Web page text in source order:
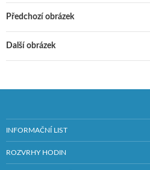
Předchozí obrázek
Další obrázek
INFORMAČNÍ LIST
ROZVRHY HODIN